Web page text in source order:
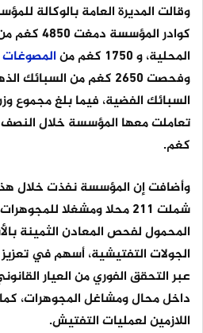
وقالت المديرة العامة بالوكالة
كوادر المؤسسة دمغت 4850 كغم من
المحلية، و 1750 كغم من
المصوغات
السبائك الفضية، فيما بلغ مجموع
كغم.
وأضافت إن المؤسسة نفذت خلال هذه
شملت 211 محلا ومشغلا
الجولات التفتيشية، أسهم في تعزيز
عبر التحقق الفوري من العيار
داخل محال ومشاغل المجوهرات،
اللازمين لعمليات التفتيش.